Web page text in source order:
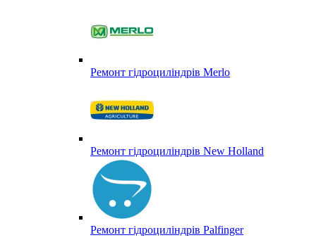
Ремонт гідроциліндрів Merlo
Ремонт гідроциліндрів New Holland
Ремонт гідроциліндрів Palfinger